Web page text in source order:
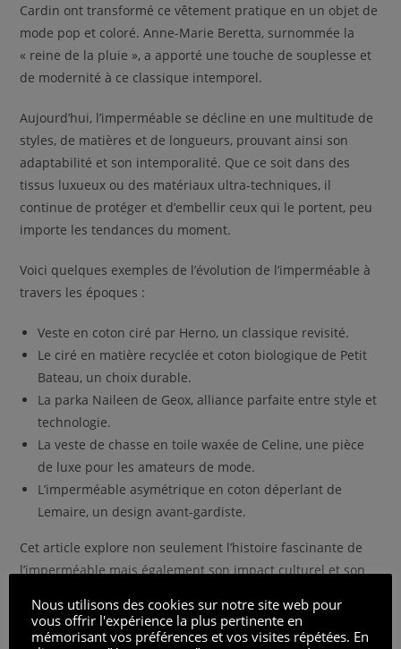
Cardin ont transformé ce vêtement pratique en un objet de
mode pop et coloré. Anne-Marie Beretta, surnommée la
« reine de la pluie », a apporté une touche de souplesse et
de modernité à ce classique intemporel.
Aujourd’hui, l’imperméable se décline en une multitude de
styles, de matières et de longueurs, prouvant ainsi son
adaptabilité et son intemporalité. Que ce soit dans des
tissus luxueux ou des matériaux ultra-techniques, il
continue de protéger et d’embellir ceux qui le portent, peu
importe les tendances du moment.
Voici quelques exemples de l’évolution de l’imperméable à
travers les époques :
Veste en coton ciré par Herno, un classique revisité.
Le ciré en matière recyclée et coton biologique de Petit
Bateau, un choix durable.
La parka Naileen de Geox, alliance parfaite entre style et
technologie.
La veste de chasse en toile waxée de Celine, une pièce
de luxe pour les amateurs de mode.
L’imperméable asymétrique en coton déperlant de
Lemaire, un design avant-gardiste.
Cet article explore non seulement l’histoire fascinante de
l’imperméable mais également son impact culturel et son
qui a su traverser les époques tout en restant une pièce
maîtresse de notre garde-robe. Qu’il pleuve ou qu’il vente,
Nous utilisons des cookies sur notre site web pour
vous offrir l'expérience la plus pertinente en
mémorisant vos préférences et vos visites répétées. En